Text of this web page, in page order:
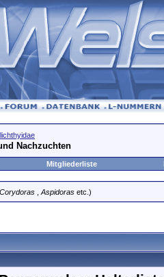
Nachzuchten
Mitgliederliste
Corydoras Aspidoras etc.)